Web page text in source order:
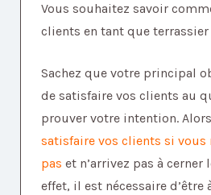
Vous souhaitez savoir
clients en tant que terrassier
Sachez que votre principal
de satisfaire vos clients au
prouver votre intention. Alors
satisfaire vos clients si vous
pas et n’arrivez pas à cerner
effet, il est nécessaire d’être